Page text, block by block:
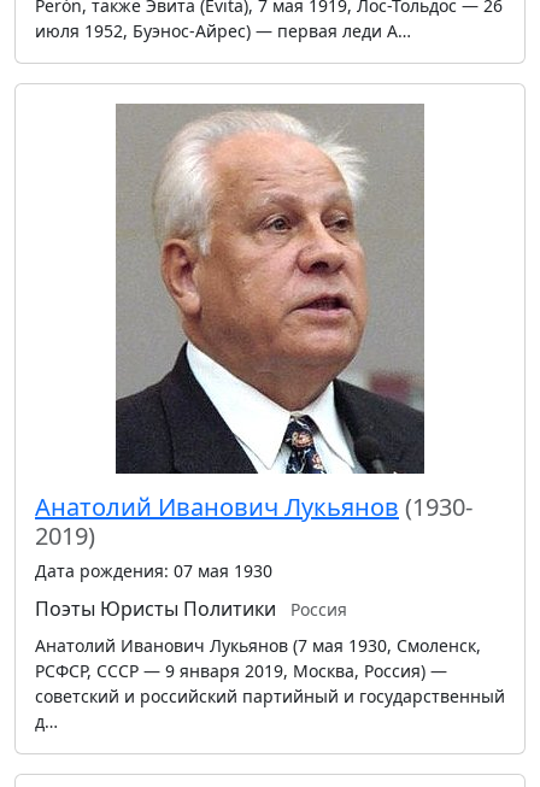
Perón, также Эвита (Evita), 7 мая 1919, Лос-Тольдос — 26
июля 1952, Буэнос-Айрес) — первая леди А…
Анатолий Иванович Лукьянов (1930-
2019)
Дата рождения: 07 мая 1930
Поэты Юристы Политики
Россия
Анатолий Иванович Лукьянов (7 мая 1930, Смоленск,
РСФСР, СССР — 9 января 2019, Москва, Россия) —
советский и российский партийный и государственный
д…